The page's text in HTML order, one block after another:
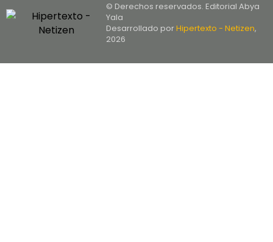
© Derechos reservados. Editorial Abya
Yala
Desarrollado porHipertexto - Netizen,
2026